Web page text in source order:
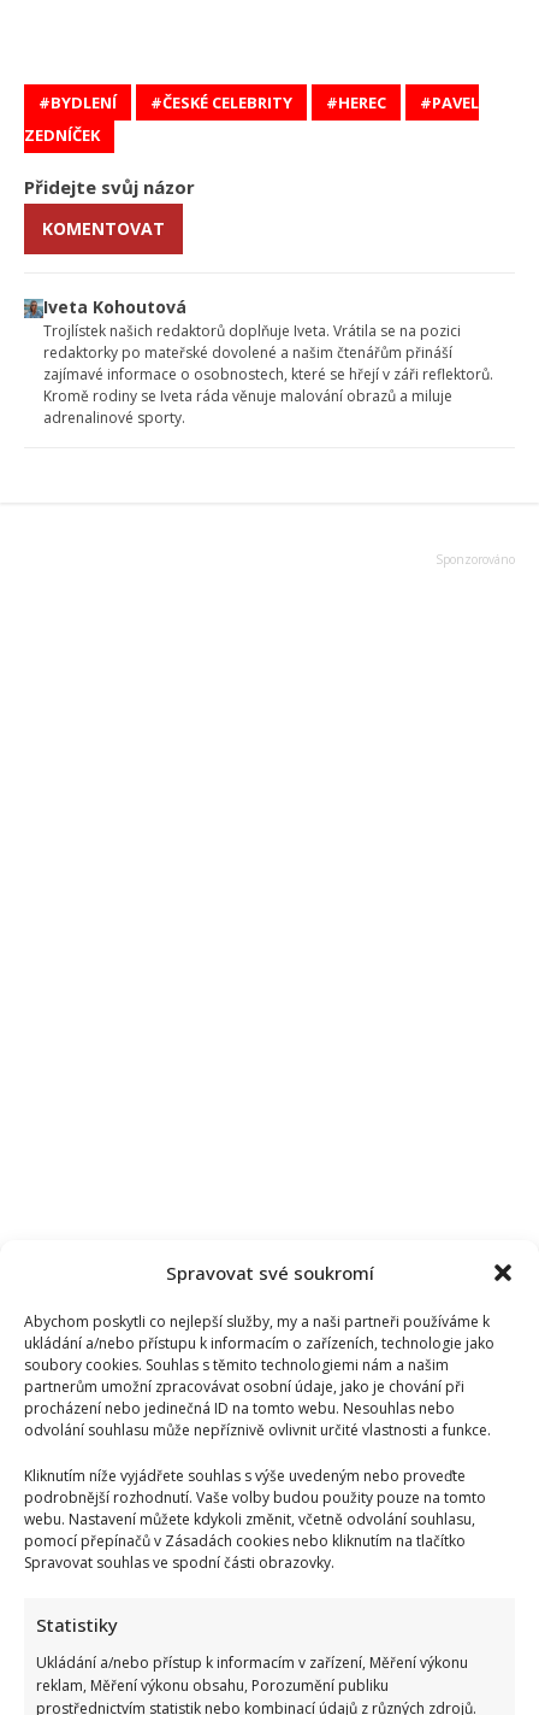
Spravovat své soukromí
Abychom poskytli co nejlepší služby, my a naši partneři používáme k
ukládání a/nebo přístupu k informacím o zařízeních, technologie jako
soubory cookies. Souhlas s těmito technologiemi nám a našim
partnerům umožní zpracovávat osobní údaje, jako je chování při
procházení nebo jedinečná ID na tomto webu. Nesouhlas nebo
odvolání souhlasu může nepříznivě ovlivnit určité vlastnosti a funkce.
Kliknutím níže vyjádřete souhlas s výše uvedeným nebo proveďte
podrobnější rozhodnutí. Vaše volby budou použity pouze na tomto
webu. Nastavení můžete kdykoli změnit, včetně odvolání souhlasu,
pomocí přepínačů v Zásadách cookies nebo kliknutím na tlačítko
Spravovat souhlas ve spodní části obrazovky.
Statistiky
Ukládání a/nebo přístup k informacím v zařízení, Měření výkonu
reklam, Měření výkonu obsahu, Porozumění publiku
prostřednictvím statistik nebo kombinací údajů z různých zdrojů.
BYDLENÍ ČESKÉ CELEBRITY HEREC
PAVEL
ZEDNÍČEK
Přidejte svůj názor
KOMENTOVAT
Iveta Kohoutová
Trojlístek našich redaktorů doplňuje Iveta. Vrátila se na pozici
redaktorky po mateřské dovolené a našim čtenářům přináší
zajímavé informace o osobnostech, které se hřejí v záři reflektorů.
Kromě rodiny se Iveta ráda věnuje malování obrazů a miluje
adrenalinové sporty.